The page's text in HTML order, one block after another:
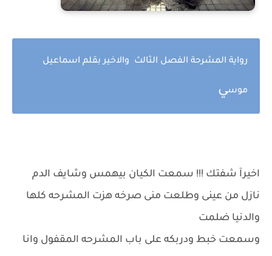
رواية المشرحة الفصل الثالث والاخير بقلم اسماعيل
موسي
اخيرآ شفتك !!! سمعت الكيان بيهمس وشايف الدم
نازل من عينى وطلعت منى صرخه هزت المشرحه كلها
والدنيا ضلمت
وسمعت خبط ودربكه على باب المشرحه المقفول وانا